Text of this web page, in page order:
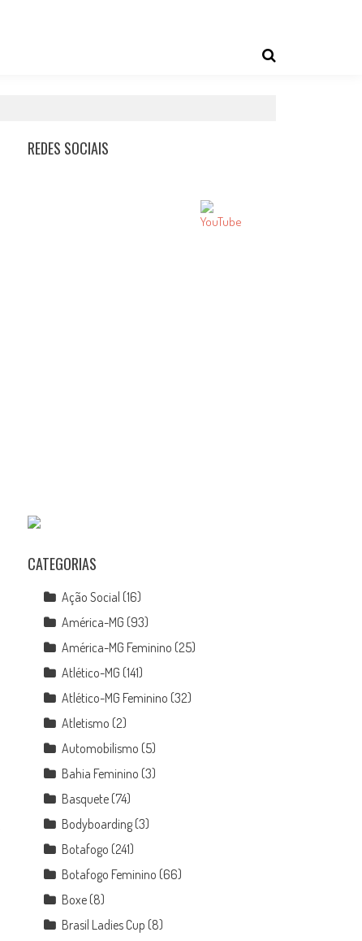
REDES SOCIAIS
CATEGORIAS
Ação Social (16)
América-MG (93)
América-MG Feminino (25)
Atlético-MG (141)
Atlético-MG Feminino (32)
Atletismo (2)
Automobilismo (5)
Bahia Feminino (3)
Basquete (74)
Bodyboarding (3)
Botafogo (241)
Botafogo Feminino (66)
Boxe (8)
Brasil Ladies Cup (8)